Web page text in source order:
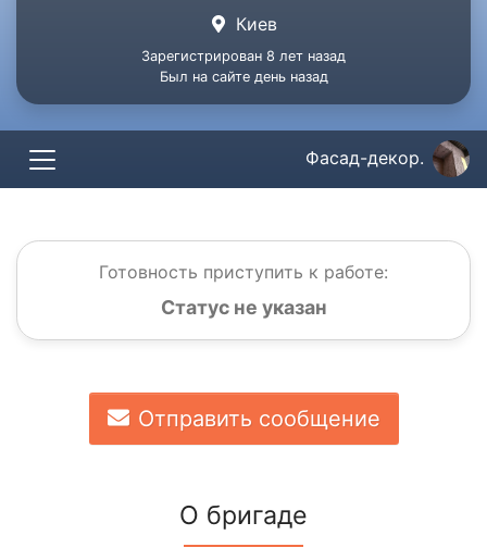
Киев
Зарегистрирован 8 лет назад
Был на сайте день назад
Фасад-декор.
Готовность приступить к работе:
Статус не указан
Отправить сообщение
О бригаде